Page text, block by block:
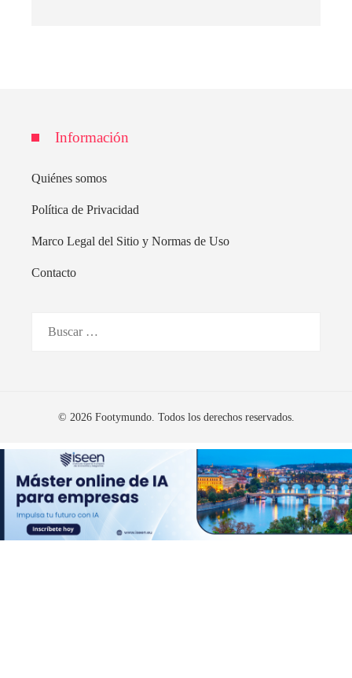
Información
Quiénes somos
Política de Privacidad
Marco Legal del Sitio y Normas de Uso
Contacto
© 2026 Footymundo. Todos los derechos reservados.